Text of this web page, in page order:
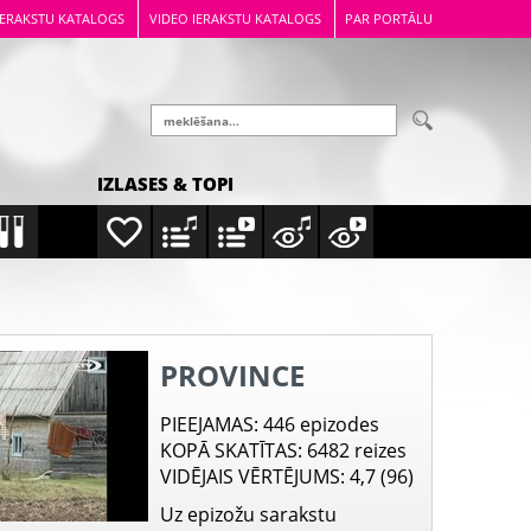
KATALOGS VIDEO IERAKSTU KATALOGS PAR PORTĀLU
IZLASES & TOPI
PROVINCE
PIEEJAMAS: 446 epizodes
KOPĀ SKATĪTAS: 6482 reizes
VIDĒJAIS VĒRTĒJUMS: 4,7 (96)
Uz epizožu sarakstu